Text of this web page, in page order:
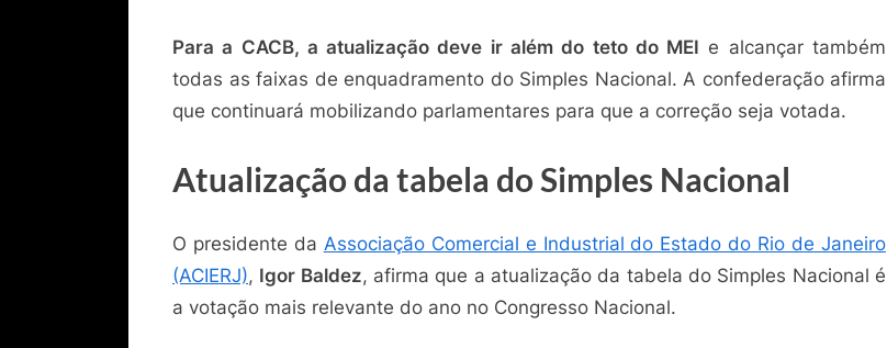
Para a CACB, a atualização deve ir além do teto do MEI e alcançar também
todas as faixas de enquadramento do Simples Nacional. A confederação afirma
que continuará mobilizando parlamentares para que a correção seja votada.
Atualização da tabela do Simples Nacional
O presidente da Associação Comercial e Industrial do Estado do Rio de Janeiro
(ACIERJ), Igor Baldez, afirma que a atualização da tabela do Simples Nacional é
a votação mais relevante do ano no Congresso Nacional.